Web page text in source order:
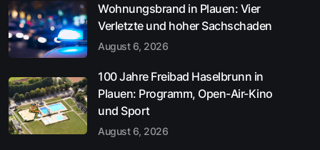
Wohnungsbrand in Plauen: Vier
Verletzte und hoher Sachschaden
August 6, 2026
100 Jahre Freibad Haselbrunn in
Plauen: Programm, Open-Air-Kino
und Sport
August 6, 2026